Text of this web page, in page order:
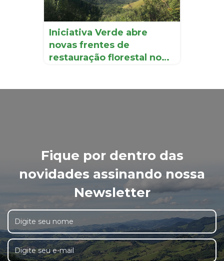
Iniciativa Verde abre
novas frentes de
restauração florestal no
Fique por dentro das
novidades assinando nossa
Newsletter